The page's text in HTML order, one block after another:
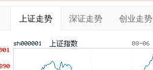
上证走势 深证走势 创业走势